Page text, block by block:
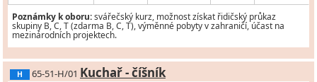
Poznámky k oboru:svářečský kurz, možnost získat řidičský průkaz
skupiny B, C, T (zdarma B, C, T), výměnné pobyty v zahraničí, účast na
mezinárodních projektech.
H 65-51-H/01 Kuchař - číšník